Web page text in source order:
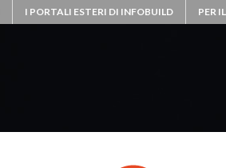
I PORTALI ESTERI DI INFOBUILD PER